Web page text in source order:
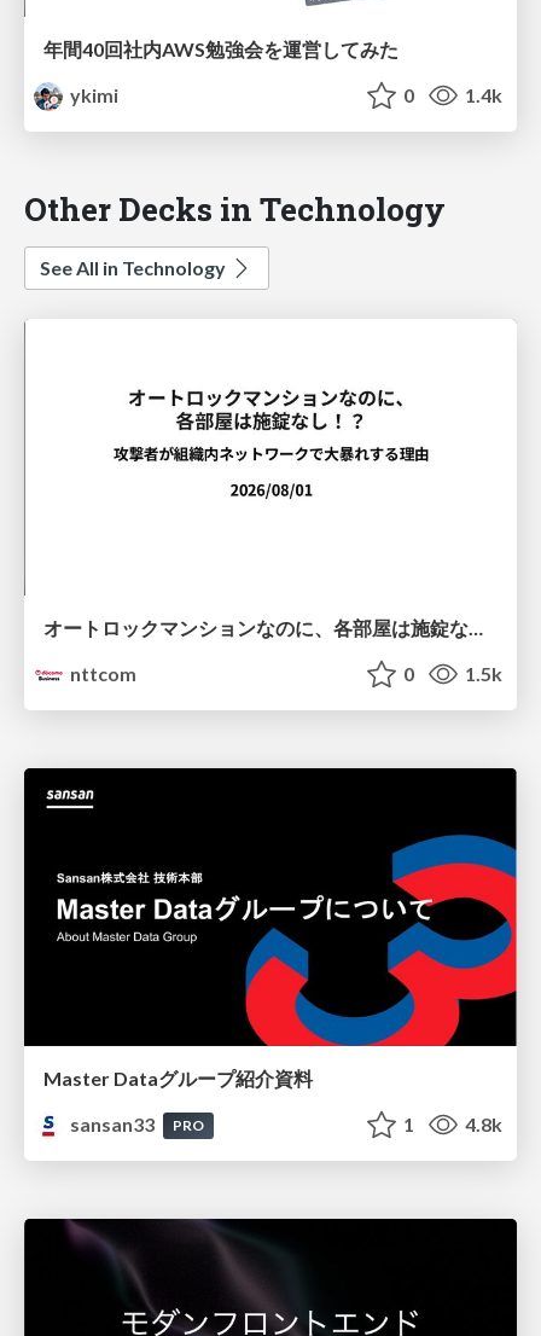
年間40回社内AWS勉強会を運営してみた
ykimi
0 1.4k
Other Decks in Technology
See All in Technology
オートロックマンションなのに、各部屋は施錠なし！？ 攻撃者が組織内ネットワークで大暴れする理由 / The Front Door Is Locked, but the Rooms Are Wide Open: Why Attackers Move Freely Inside Enterprise Networks
nttcom
0 1.5k
Master Dataグループ紹介資料
sansan33
PRO 1 4.8k